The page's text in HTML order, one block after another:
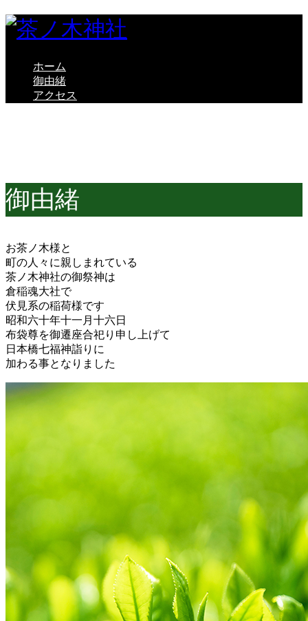
ホーム
御由緒
アクセス
御由緒
お茶ノ木様と
町の人々に親しまれている
茶ノ木神社の御祭神は
倉稲魂大社で
伏見系の稲荷様です
昭和六十年十一月十六日
布袋尊を御遷座合祀り申し上げて
日本橋七福神詣りに
加わる事となりました